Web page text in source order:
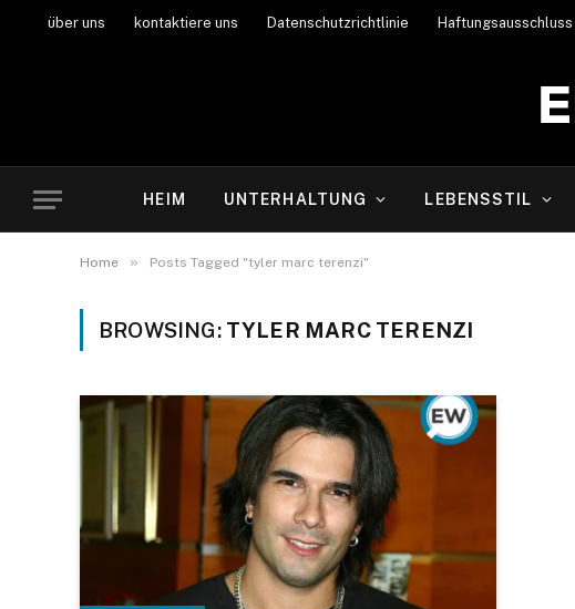
über uns kontaktiere uns Datenschutzrichtlinie Haftungsausschluss
HEIM UNTERHALTUNG LEBENSSTIL
Home » Posts Tagged "tyler marc terenzi"
BROWSING: TYLER MARC TERENZI